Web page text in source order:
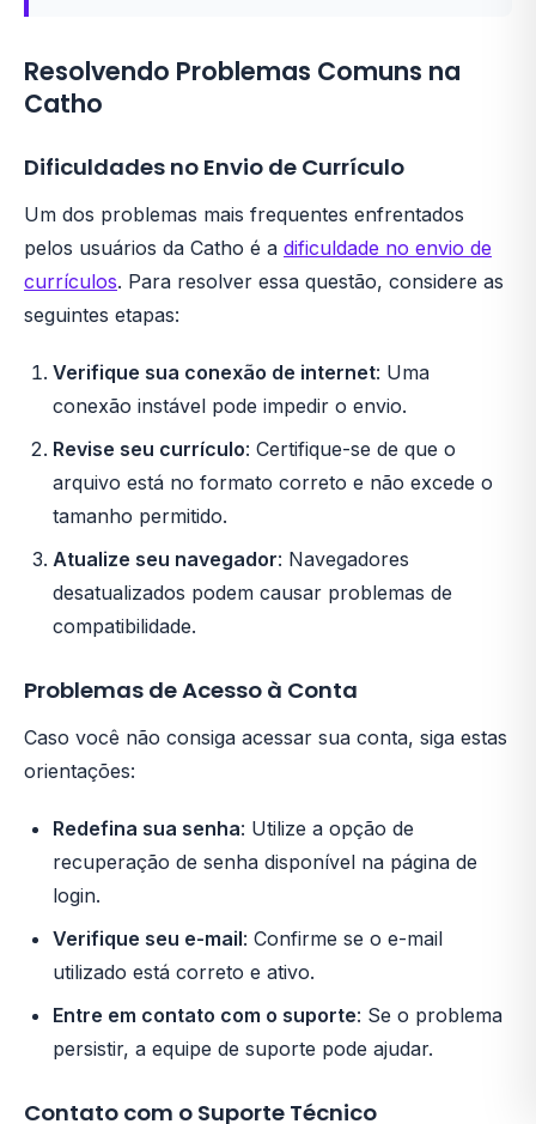
Resolvendo Problemas Comuns na
Catho
Dificuldades no Envio de Currículo
Um dos problemas mais frequentes enfrentados
pelos usuários da Catho é a dificuldade no envio de
currículos. Para resolver essa questão, considere as
seguintes etapas:
Verifique sua conexão de internet: Uma
conexão instável pode impedir o envio.
Revise seu currículo: Certifique-se de que o
arquivo está no formato correto e não excede o
tamanho permitido.
Atualize seu navegador: Navegadores
desatualizados podem causar problemas de
compatibilidade.
Problemas de Acesso à Conta
Caso você não consiga acessar sua conta, siga estas
orientações:
Redefina sua senha: Utilize a opção de
recuperação de senha disponível na página de
login.
Verifique seu e-mail: Confirme se o e-mail
utilizado está correto e ativo.
Entre em contato com o suporte: Se o problema
persistir, a equipe de suporte pode ajudar.
Contato com o Suporte Técnico